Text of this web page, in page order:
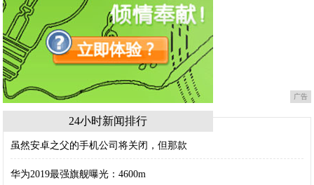
广告
24小时新闻排行
虽然安卓之父的手机公司将关闭，但那款
华为2019最强旗舰曝光：4600m